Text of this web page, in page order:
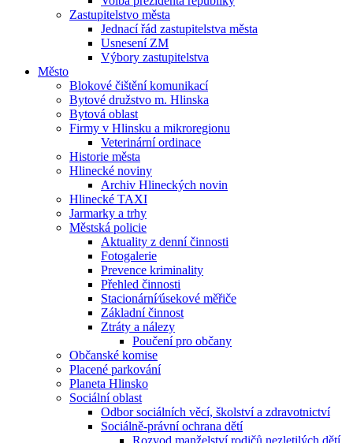
Zastupitelstvo města
Jednací řád zastupitelstva města
Usnesení ZM
Výbory zastupitelstva
Město
Blokové čištění komunikací
Bytové družstvo m. Hlinska
Bytová oblast
Firmy v Hlinsku a mikroregionu
Veterinární ordinace
Historie města
Hlinecké noviny
Archiv Hlineckých novin
Hlinecké TAXI
Jarmarky a trhy
Městská policie
Aktuality z denní činnosti
Fotogalerie
Prevence kriminality
Přehled činnosti
Stacionární⁄úsekové měřiče
Základní činnost
Ztráty a nálezy
Poučení pro občany
Občanské komise
Placené parkování
Planeta Hlinsko
Sociální oblast
Odbor sociálních věcí, školství a zdravotnictví
Sociálně-právní ochrana dětí
Rozvod manželství rodičů nezletilých dětí